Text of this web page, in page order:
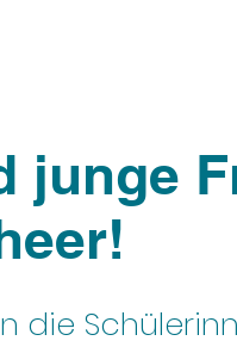
junge
die